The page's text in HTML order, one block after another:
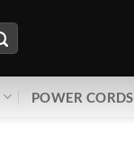
POWER CORDS